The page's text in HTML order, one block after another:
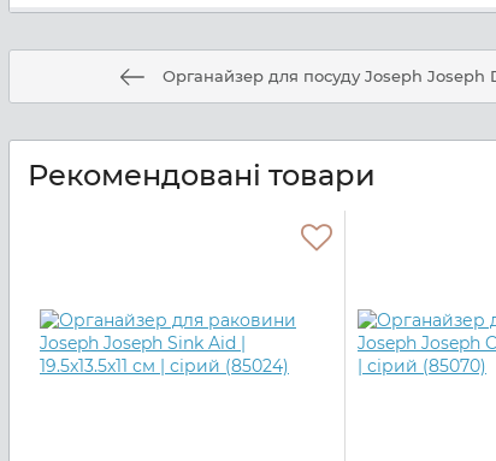
Органайзер для посуду Joseph Joseph
Рекомендовані товари